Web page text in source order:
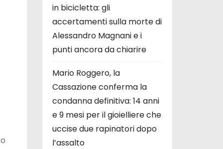
in bicicletta: gli
accertamenti sulla morte di
Alessandro Magnani e i
punti ancora da chiarire
Mario Roggero, la
Cassazione conferma la
condanna definitiva: 14 anni
e 9 mesi per il gioielliere che
uccise due rapinatori dopo
l’assalto